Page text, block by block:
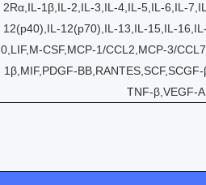
2Rα,IL-1β,IL-2,IL-3,IL-4,IL-5,IL-6,IL-
12(p40),IL-12(p70),IL-13,IL-15,IL-
0,LIF,M-CSF,MCP-1/CCL2,MCP-3/
1β,MIF,PDGF-
TNF-β,VEGF-A